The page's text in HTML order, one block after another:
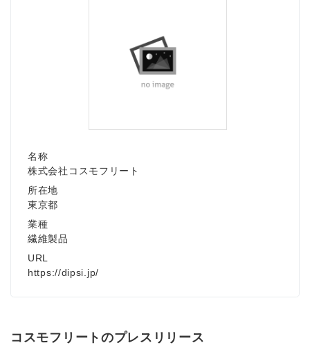
名称
株式会社コスモフリート
所在地
東京都
業種
繊維製品
URL
https://dipsi.jp/
コスモフリートのプレスリリース